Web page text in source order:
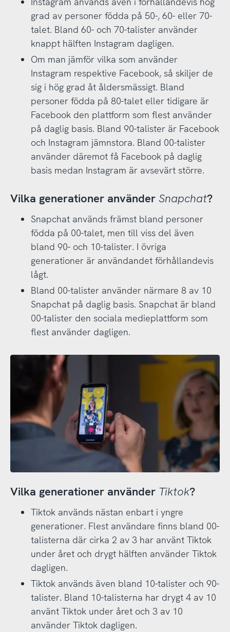
grad av personer födda på 50-, 60- eller 70-
talet. Bland 60- och 70-talister använder
knappt hälften Instagram dagligen.
Om man jämför vilka som använder
Instagram respektive Facebook, så skiljer de
sig i hög grad åt åldersmässigt. Bland
personer födda på 80-talet eller tidigare är
Facebook den plattform som flest använder
på daglig basis. Bland 90-talister är Facebook
och Instagram jämnstora. Bland 00-talister
använder däremot få Facebook på daglig
basis medan Instagram är avsevärt större.
Vilka generationer använder Snapchat?
Snapchat används främst bland personer
födda på 00-talet, men till viss del även
bland 90- och 10-talister. I övriga
generationer är användandet förhållandevis
lågt.
Bland 00-talister använder närmare 8 av 10
Snapchat på daglig basis. Snapchat är bland
00-talister den sociala medieplattform som
flest använder dagligen.
Vilka generationer använder Tiktok?
Tiktok används nästan enbart i yngre
generationer. Flest användare finns bland 00-
talisterna där cirka 2 av 3 har använt Tiktok
under året och drygt hälften använder Tiktok
dagligen.
Tiktok används även bland 10-talister och 90-
talister. Bland 10-talisterna har drygt 4 av 10
använt Tiktok under året och 3 av 10
använder Tiktok dagligen.